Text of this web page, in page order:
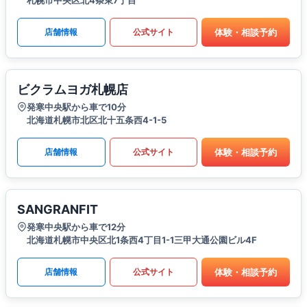
店舗情報 公式サイト 体験・相談予約
ビクラムヨガ札幌店
発寒中央駅から車で10分
北海道札幌市北区北十五条西4-1-5
店舗情報 公式サイト 体験・相談予約
SANGRANFIT
発寒中央駅から車で12分
北海道札幌市中央区北1条西4丁目1-1三甲大通公園ビル4F
店舗情報 公式サイト 体験・相談予約